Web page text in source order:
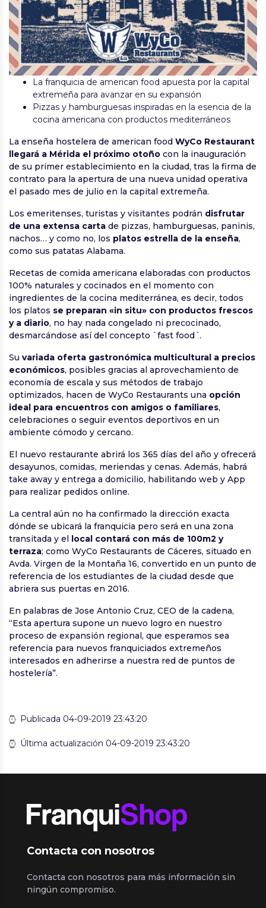
La franquicia de american food apuesta por la capital
extremeña para avanzar en su expansión
Pizzas y hamburguesas inspiradas en la esencia de la
cocina americana con productos mediterráneos
La enseña hostelera de american food WyCo Restaurant
llegará a Mérida el próximo otoño con la inauguración
de su primer establecimiento en la ciudad, tras la firma de
contrato para la apertura de una nueva unidad operativa
el pasado mes de julio en la capital extremeña.
Los emeritenses, turistas y visitantes podrán disfrutar
de una extensa carta de pizzas, hamburguesas, paninis,
nachos… y como no, los platos estrella de la enseña,
como sus patatas Alabama.
Recetas de comida americana elaboradas con productos
100% naturales y cocinados en el momento con
ingredientes de la cocina mediterránea, es decir, todos
los platos se preparan «in situ» con productos frescos
y a diario, no hay nada congelado ni precocinado,
desmarcándose así del concepto `fast food´.
Su variada oferta gastronómica multicultural a precios
económicos, posibles gracias al aprovechamiento de
economía de escala y sus métodos de trabajo
optimizados, hacen de WyCo Restaurants una opción
ideal para encuentros con amigos o familiares,
celebraciones o seguir eventos deportivos en un
ambiente cómodo y cercano.
El nuevo restaurante abrirá los 365 días del año y ofrecerá
desayunos, comidas, meriendas y cenas. Además, habrá
take away y entrega a domicilio, habilitando web y App
para realizar pedidos online.
La central aún no ha confirmado la dirección exacta
dónde se ubicará la franquicia pero será en una zona
transitada y el local contará con más de 100m2 y
terraza; como WyCo Restaurants de Cáceres, situado en
Avda. Virgen de la Montaña 16, convertido en un punto de
referencia de los estudiantes de la ciudad desde que
abriera sus puertas en 2016.
En palabras de Jose Antonio Cruz, CEO de la cadena,
“Esta apertura supone un nuevo logro en nuestro
proceso de expansión regional, que esperamos sea
referencia para nuevos franquiciados extremeños
interesados en adherirse a nuestra red de puntos de
hostelería”.
Publicada 04-09-2019 23:43:20
Última actualización 04-09-2019 23:43:20
Contacta con nosotros
Contacta con nosotros para más información sin
ningún compromiso.